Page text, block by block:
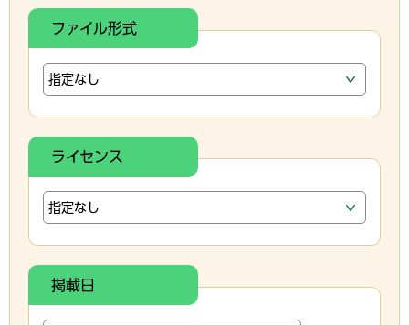
ファイル形式
ライセンス
掲載日